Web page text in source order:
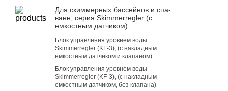
Для скиммерных бассейнов и спа-
ванн, серия Skimmerregler (с
емкостным датчиком)
Блок управления уровнем воды
Skimmerregler (KF-3), (с накладным
емкостным датчиком и клапаном)
Блок управления уровнем воды
Skimmerregler (KF-3), (с накладным
емкостным датчиком, без клапана)